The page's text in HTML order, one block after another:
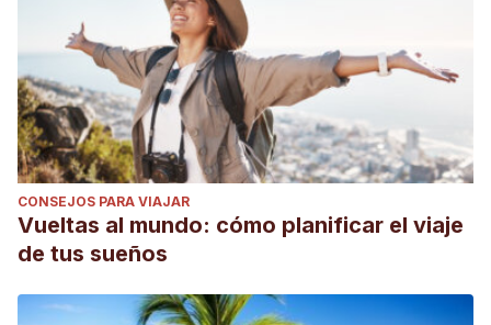
CONSEJOS PARA VIAJAR
Vueltas al mundo: cómo planificar el viaje
de tus sueños